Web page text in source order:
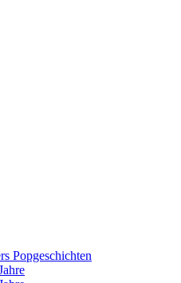
Popgeschichten